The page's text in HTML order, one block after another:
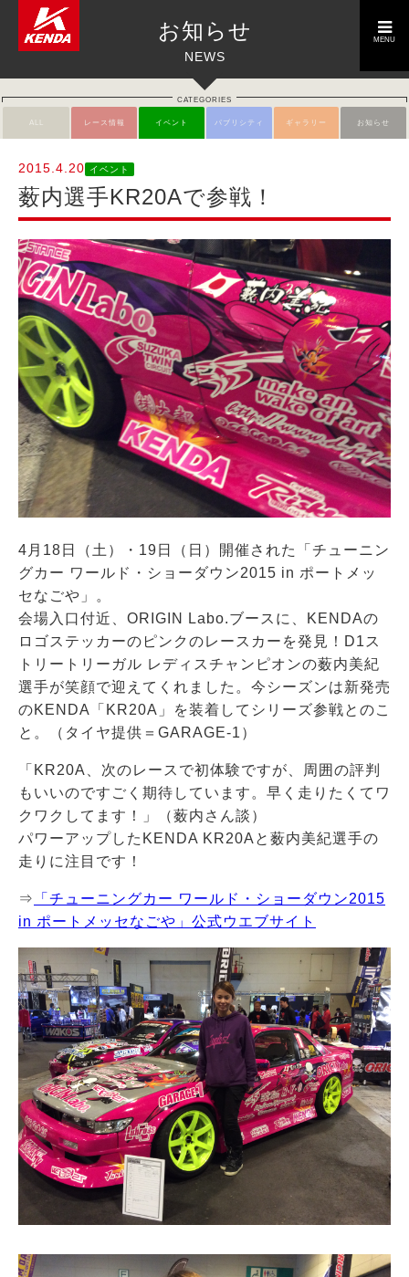
toggle
navigation
MENU
お知らせ
NEWS
CATEGORIES
ALL レース情報 イベント パブリシティ ギャラリー お知らせ
2015.4.20 イベント
薮内選手KR20Aで参戦！
4月18日（土）・19日（日）開催された「チューニン
グカー ワールド・ショーダウン2015 in ポートメッ
セなごや」。
会場入口付近、ORIGIN Labo.ブースに、KENDAの
ロゴステッカーのピンクのレースカーを発見！D1ス
トリートリーガル レディスチャンピオンの薮内美紀
選手が笑顔で迎えてくれました。今シーズンは新発売
のKENDA「KR20A」を装着してシリーズ参戦とのこ
と。（タイヤ提供＝GARAGE-1）
「KR20A、次のレースで初体験ですが、周囲の評判
もいいのですごく期待しています。早く走りたくてワ
クワクしてます！」（薮内さん談）
パワーアップしたKENDA KR20Aと薮内美紀選手の
走りに注目です！
⇒
「チューニングカー ワールド・ショーダウン2015
in ポートメッセなごや」公式ウエブサイト